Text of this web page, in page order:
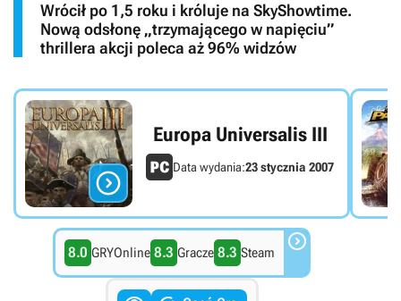
Wrócił po 1,5 roku i króluje na SkyShowtime.
Nową odsłonę „trzymającego w napięciu”
thrillera akcji poleca aż 96% widzów

Europa Universalis III
Data wydania:23 stycznia 2007
8.0 GRYOnline 8.3 Gracze 8.3 Steam 